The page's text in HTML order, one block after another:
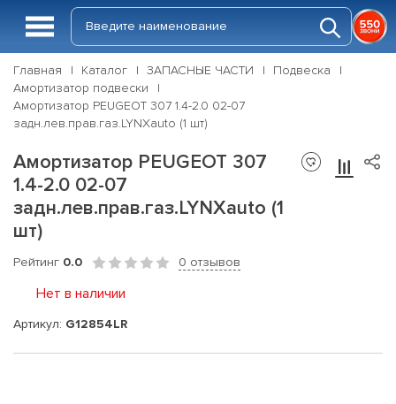
Главная Каталог ЗАПАСНЫЕ ЧАСТИ
Подвеска
Амортизатор подвески
Амортизатор PEUGEOT 307 1.4-2.0 02-07
задн.лев.прав.газ.LYNXauto (1 шт)
Амортизатор PEUGEOT 307
1.4-2.0 02-07
задн.лев.прав.газ.LYNXauto (1
шт)
Рейтинг 0.0 0 отзывов
Нет в наличии
Артикул: G12854LR